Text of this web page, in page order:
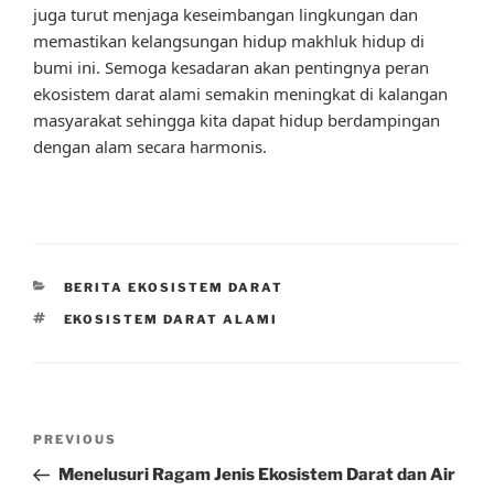
juga turut menjaga keseimbangan lingkungan dan
memastikan kelangsungan hidup makhluk hidup di
bumi ini. Semoga kesadaran akan pentingnya peran
ekosistem darat alami semakin meningkat di kalangan
masyarakat sehingga kita dapat hidup berdampingan
dengan alam secara harmonis.
CATEGORIES
BERITA EKOSISTEM DARAT
TAGS
EKOSISTEM DARAT ALAMI
Previous
Post
PREVIOUS
Menelusuri Ragam Jenis Ekosistem Darat dan Air